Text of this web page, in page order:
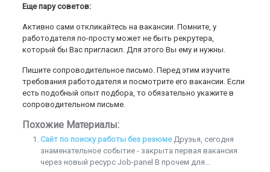
Еще пару советов:
Активно сами откликайтесь на вакансии. Помните, у
работодателя по-просту может не быть рекрутера,
который бы Вас пригласил. Для этого Вы ему и нужны.
Пишите сопроводительное письмо. Перед этим изучите
требования работодателя и посмотрите его вакансии. Если
есть подобный опыт подбора, то обязательно укажите в
сопроводительном письме.
Похожие Материалы:
Сайт по поиску работы без резюме Друзья, сегодня
знаменательное событие - закрыта первая вакансия
через новый ресурс Jоb-panel В прочем для...